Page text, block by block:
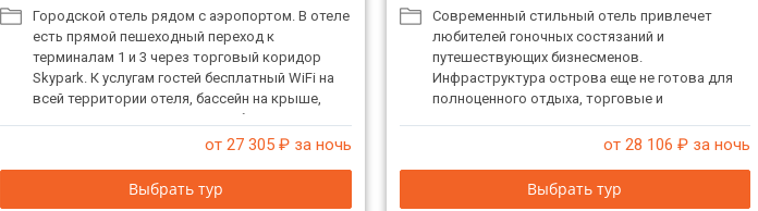
Городской отель рядом с аэропортом. В отеле
есть прямой пешеходный переход к
терминалам 1 и 3 через торговый коридор
Skypark. К услугам гостей бесплатный WiFi на
всей территории отеля, бассейн на крыше,
тренажерный зал, ресторан и бар.
от 27 305₽ за ночь
Выбрать тур
Современный стильный отель привлечет
любителей гоночных состязаний и
путешествующих бизнесменов.
Инфраструктура острова еще не готова для
полноценного отдыха, торговые и
достраиваются. В непосредственной
клуб, гоночная трасса и парк развлечений
Ferrari World Abu Dhabi. При заселении берется
от 28 106 ₽ за ночь
Выбрать тур